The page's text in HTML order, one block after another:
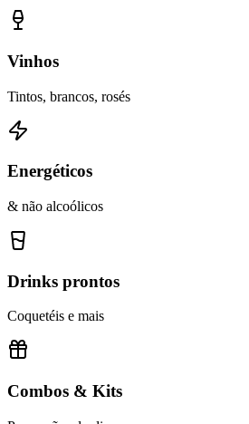
Vinhos
Tintos, brancos, rosés
Energéticos
& não alcoólicos
Drinks prontos
Coquetéis e mais
Combos & Kits